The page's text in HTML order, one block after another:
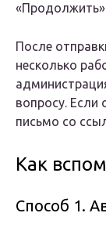
После
несколько
вопросу.
письмо со
Как
Способ 1.